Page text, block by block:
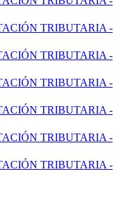
TRIBUTARIA -
TRIBUTARIA -
TRIBUTARIA -
TRIBUTARIA -
TRIBUTARIA -
TRIBUTARIA -